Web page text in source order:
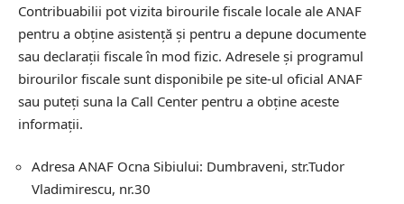
Contribuabilii pot vizita birourile fiscale locale ale ANAF
pentru a obține asistență și pentru a depune documente
sau declarații fiscale în mod fizic. Adresele și programul
birourilor fiscale sunt disponibile pe site-ul oficial ANAF
sau puteți suna la Call Center pentru a obține aceste
informații.
Adresa ANAF Ocna Sibiului: Dumbraveni, str.Tudor
Vladimirescu, nr.30